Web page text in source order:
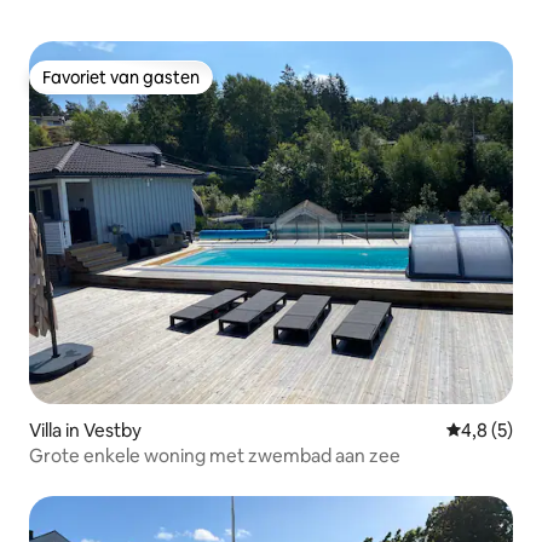
Favoriet van gasten
Favoriet van gasten
Villa in Vestby
4,8 (5)
Grote enkele woning met zwembad aan zee